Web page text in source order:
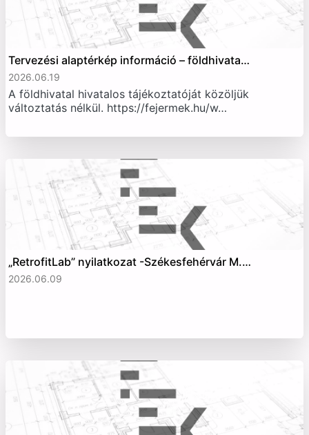
Tervezési alaptérkép információ – földhivata…
2026.06.19
A földhivatal hivatalos tájékoztatóját közöljük
változtatás nélkül. https://fejermek.hu/w…
„RetrofitLab” nyilatkozat -Székesfehérvár M.…
2026.06.09